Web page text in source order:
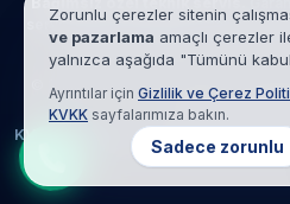
servis kapsamındaki cihazlar için
tanımlama amaçlıdır; yetkili
© 2026 SRT Elektronik Analiz
Şirketi. Tüm
KVKK
Çerez Politikası Hizmet
Zorunlu çerezler sitenin
ve pazarlama amaçlı çerezler
yalnızca aşağıda "Tümünü
Ayrıntılar için Gizlilik ve Çerez
KVKK sayfalarımıza bakın.
Sadece zorunlu